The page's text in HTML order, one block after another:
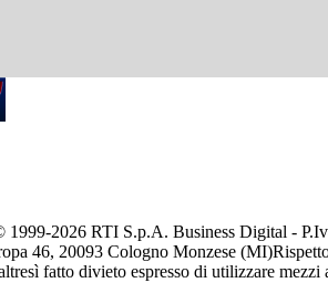
1999-2026 RTI S.p.A. Business Digital -
46, 20093 Cologno Monzese (MI)
fatto divieto espresso di utilizzare mezzi